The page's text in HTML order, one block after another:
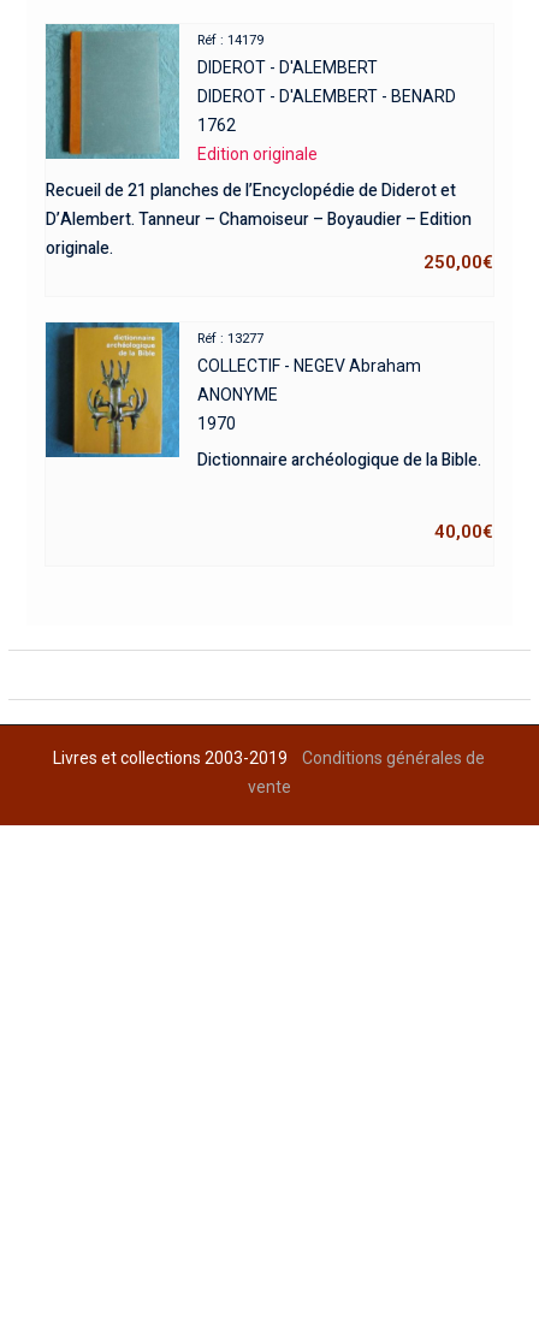
Réf : 14179
DIDEROT - D'ALEMBERT
DIDEROT - D'ALEMBERT - BENARD
1762
Edition originale
Recueil de 21 planches de l’Encyclopédie de Diderot et
D’Alembert. Tanneur – Chamoiseur – Boyaudier – Edition
originale.
250,00€
Réf : 13277
COLLECTIF - NEGEV Abraham
ANONYME
1970
Dictionnaire archéologique de la Bible.
40,00€
Livres et collections 2003-2019Conditions générales de
vente